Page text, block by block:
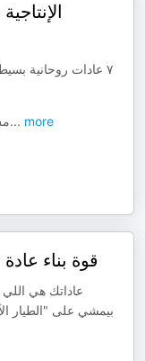
٧ عادات روحانية
... more
Ramadan podcast Ep #13 - قوة بناء عادة
بيمشي على "الطيار